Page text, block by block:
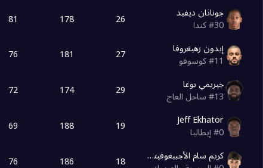
جوناثان ديفيد
#30 كندا 26
178
81
إيدون زهيغروفا
#11 كوسوفو 27
181
76
جيريمي بوغا
#13 ساحل العاج 29
174
72
Jeff Ekhator
#0 إيطاليا 19
188
69
كريم سام الأجبيغوفيتش
18
186
76